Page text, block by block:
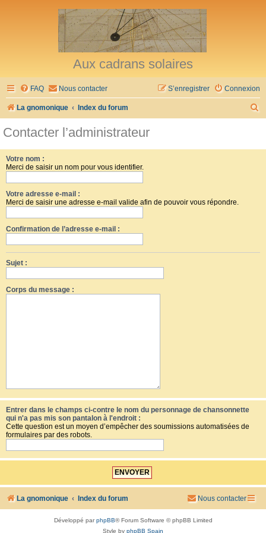
Aux cadrans solaires
FAQ Nous contacter Connexion
S’enregistrer
La gnomonique Index du forum
Contacter l’administrateur
Votre nom :
Merci de saisir un nom pour vous identifier.
Votre adresse e-mail :
Merci de saisir une adresse e-mail valide afin de pouvoir vous répondre.
Confirmation de l’adresse e-mail :
Sujet :
Corps du message :
Entrer dans le champs ci-contre le nom du personnage de chansonnette
qui n'a pas mis son pantalon à l'endroit :
Cette question est un moyen d’empêcher des soumissions automatisées de
formulaires par des robots.
La gnomonique Index du forum Nous contacter
Développé parphpBB® Forum Software © phpBB Limited
Style by phpBB Spain